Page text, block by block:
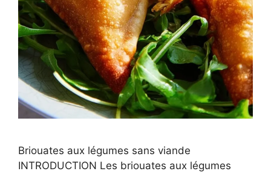
Briouates aux légumes sans viande
INTRODUCTION Les briouates aux légumes